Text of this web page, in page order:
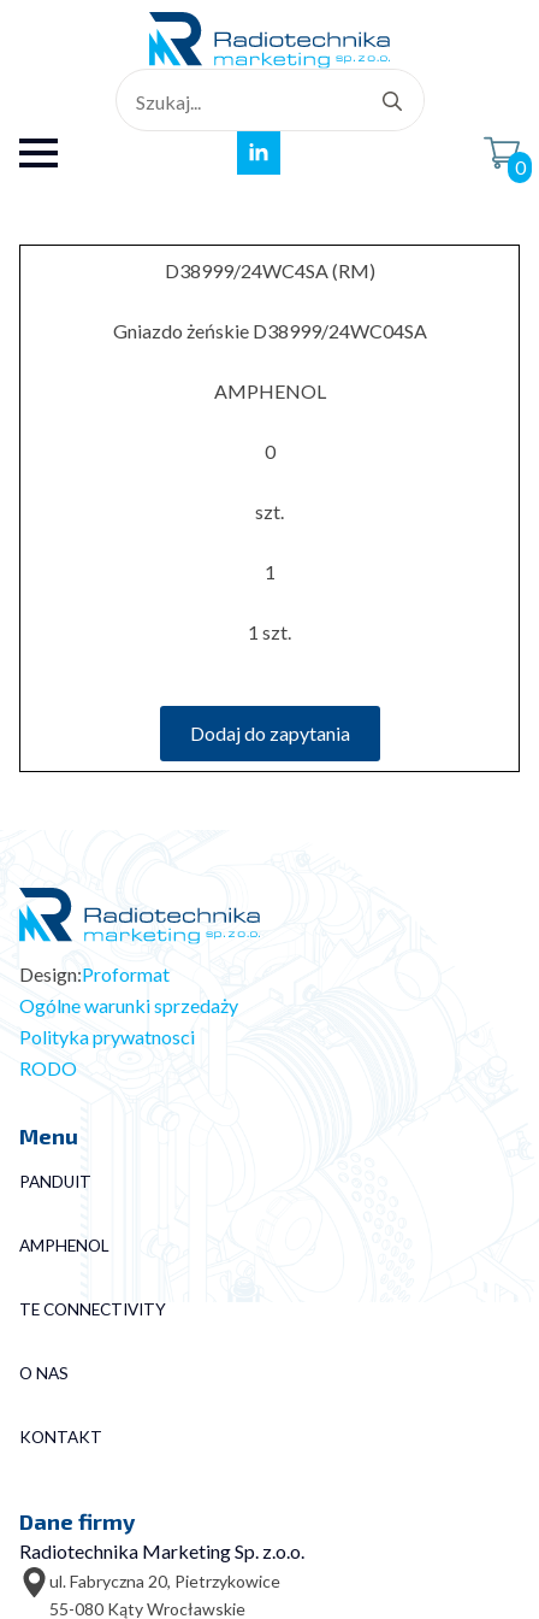
for:
0
D38999/24WC4SA (RM)
Gniazdo żeńskie D38999/24WC04SA
AMPHENOL
0
szt.
1
1 szt.
Dodaj do zapytania
Design:Proformat
Ogólne warunki sprzedaży
Polityka prywatnosci
RODO
Menu
PANDUIT
AMPHENOL
TE CONNECTIVITY
O NAS
KONTAKT
Dane firmy
Radiotechnika Marketing Sp. z.o.o.
ul. Fabryczna 20, Pietrzykowice
55-080 Kąty Wrocławskie